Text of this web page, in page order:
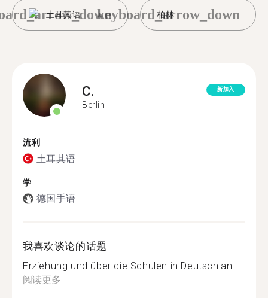
土耳其语 柏林
keyboard_arrow_down
C.
Berlin
新加入
流利
土耳其语
学
德国手语
我喜欢谈论的话题
Erziehung und über die Schulen in Deutschlan...
阅读更多